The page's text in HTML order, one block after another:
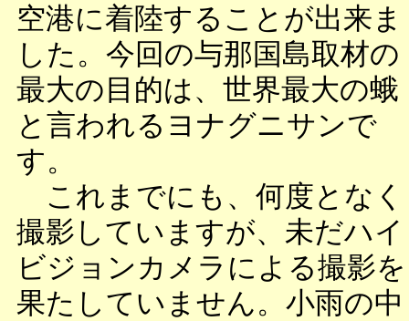
空港に着陸することが出来ま
した。今回の与那国島取材の
最大の目的は、世界最大の蛾
と言われるヨナグニサンで
す。
これまでにも、何度となく
撮影していますが、未だハイ
ビジョンカメラによる撮影を
果たしていません。小雨の中